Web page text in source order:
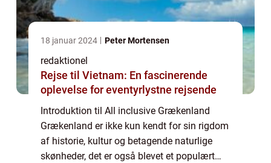
18 januar 2024 Peter Mortensen
redaktionel
Rejse til Vietnam: En fascinerende
oplevelse for eventyrlystne rejsende
Introduktion til All inclusive Grækenland
Grækenland er ikke kun kendt for sin rigdom
af historie, kultur og betagende naturlige
skønheder, det er også blevet et populært